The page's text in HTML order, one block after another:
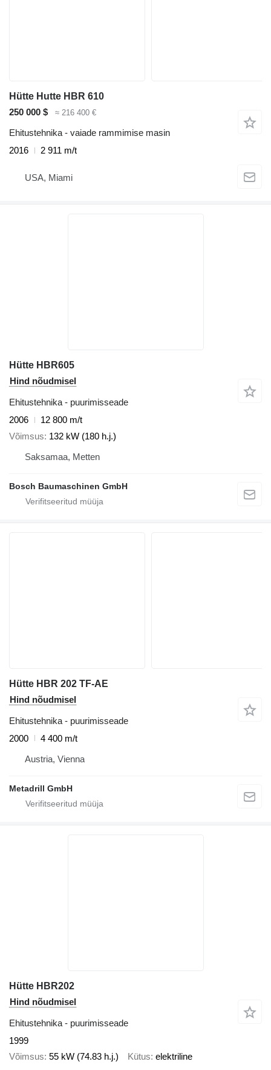
Hütte Hutte HBR 610
250 000 $
≈ 216 400 €
Ehitustehnika - vaiade rammimise masin
2016
2 911 m/t
USA, Miami
Hütte HBR605
Hind nõudmisel
Ehitustehnika - puurimisseade
2006
12 800 m/t
Võimsus 132 kW (180 h.j.)
Saksamaa, Metten
Bosch Baumaschinen GmbH
Hütte HBR 202 TF-AE
Hind nõudmisel
Ehitustehnika - puurimisseade
2000
4 400 m/t
Austria, Vienna
Metadrill GmbH
Hütte HBR202
Hind nõudmisel
Ehitustehnika - puurimisseade
1999
Võimsus 55 kW (74.83 h.j.) Kütus elektriline